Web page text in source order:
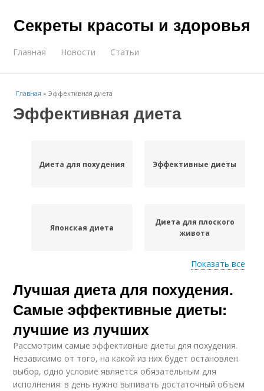
Секреты красоты и здоровья
Главная Новости Статьи
Главная »Эффективная диета
Эффективная диета
Диета для похудения Эффективные диеты
Японская диета
Диета для плоского
живота
Диета для мужчины Диета для сжигания
Диета при климаксе
Кг на
низкокалорийной
Показать все
Лучшая диета для похудения.
Самые эффективные диеты:
лучшие из лучших
Рассмотрим самые эффективные диеты для похудения.
Независимо от того, на какой из них будет остановлен
выбор, одно условие является обязательным для
исполнения: в день нужно выпивать достаточный объем